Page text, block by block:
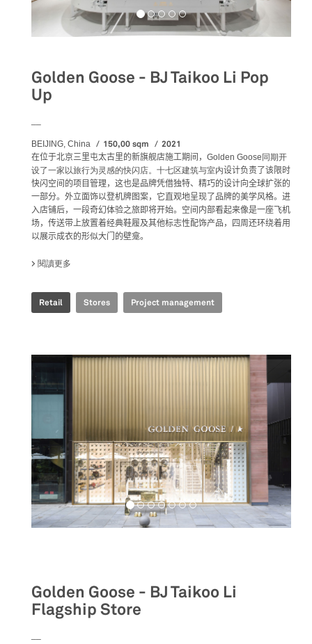
Golden Goose - BJ Taikoo Li Pop
Up
BEIJING, China 150,00 sqm 2021
在位于北京三里屯太古里的新旗舰店施工期间， Golden Goose同期开
设了一家以旅行为灵感的快闪店。十七区建筑与室内设计负责了该限时
快闪空间的项目管理， 这也是品牌凭借独特、精巧的设计向全球扩张的
一部分。外立面饰以登机牌图案，它直观地呈现了品牌的美学风格。进
入店铺后，一段奇幻体验之旅即将开始。空间内部看起来像是一座飞机
场，传送带上放置着经典鞋履及其他标志性配饰产品，四周还环绕着用
以展示成衣的形似大门的壁龛。
閱讀更多
Retail Stores Project management
Golden Goose - BJ Taikoo Li
Flagship Store